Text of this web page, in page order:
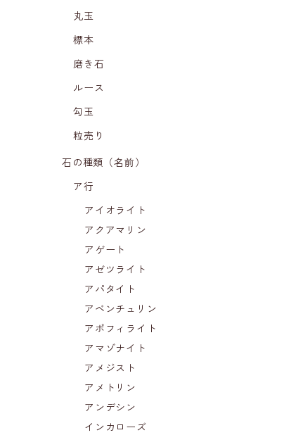
丸玉
標本
磨き石
ルース
勾玉
粒売り
石の種類（名前）
ア行
アイオライト
アクアマリン
アゲート
アゼツライト
アパタイト
アベンチュリン
アポフィライト
アマゾナイト
アメジスト
アメトリン
アンデシン
インカローズ